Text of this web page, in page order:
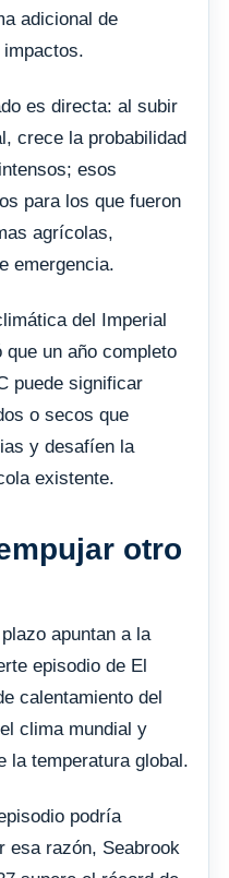
adicional de
es directa: al subir
crece la probabilidad
esos
para los que fueron
agrícolas,
emergencia.
del Imperial
un año completo
puede significar
o secos que
y desafíen la
existente.
otro
apuntan a la
episodio de El
calentamiento del
clima mundial y
la temperatura global.
podría
esa razón, Seabrook